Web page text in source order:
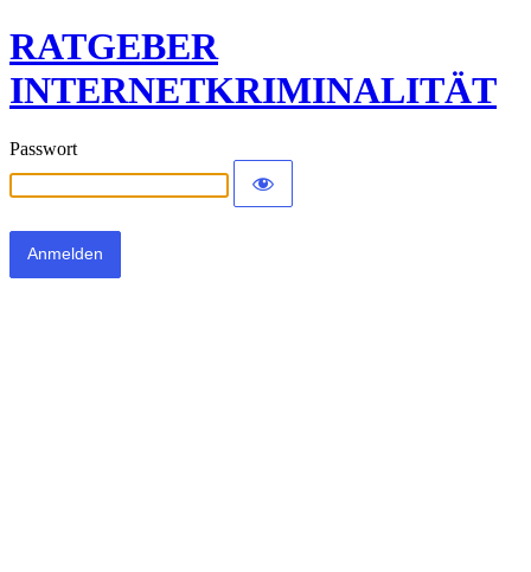
RATGEBER
INTERNETKRIMINALITÄT
Passwort